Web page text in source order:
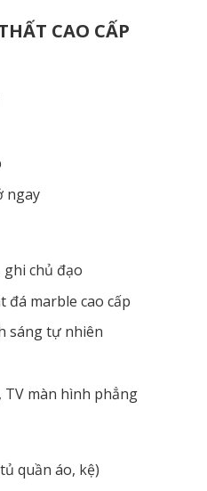
CAO CẤP
ngay
chủ đạo
đá marble cao cấp
sáng tự nhiên
TV màn hình phẳng
quần áo, kệ)